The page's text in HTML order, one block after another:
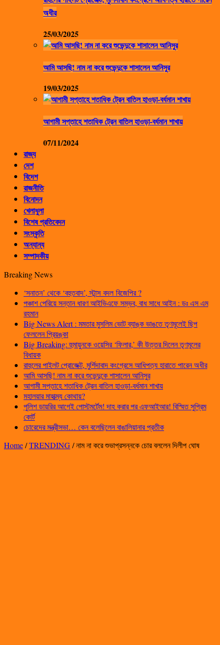
অধীর
25/03/2025
আমি আসছি! নাম না করে শুভেন্দুকে শাসালেন আনিসুর
19/03/2025
আগামী সপ্তাহে শতাধিক ট্রেন বাতিল হাওড়া-বর্ধমান শাখায়
07/11/2024
রাজ্য
দেশ
বিদেশ
রাজনীতি
বিনোদন
খেলাধুলা
বিশেষ প্রতিবেদন
সংস্কৃতি
অন্যান্য
সম্পাদকীয়
Breaking News
‘সনাতন’ থেকে ‘বহুতবাদ’, স্টান্স বদল বিজেপির ?
পঞ্চাশ পেরিয়ে সন্তান ধারণ আইভিএফে সম্ভব, বাধ সাধে আইন : ডঃ এস এম
রহমান
Big News Alert : মমতার মুসলিম ভোট ব্যাঙ্ক ভাঙতে তৃণমূলেই ছিপ
ফেললেন প্রিয়ঙ্কা
Big Breaking: হুমায়ুনকে ওয়েসির ‘ফিলার,’ কী উত্তর দিলেন তৃণমূলের
বিধায়ক
রাহুলের পাইলট প্রোজেক্ট, মুর্শিদাবাদ কংগ্রেসে আধিপত্য হারাতে পারেন অধীর
আমি আসছি! নাম না করে শুভেন্দুকে শাসালেন আনিসুর
আগামী সপ্তাহে শতাধিক ট্রেন বাতিল হাওড়া-বর্ধমান শাখায়
মহালয়ার মাহাত্ম্য কোথায়?
পুলিশ ডায়রির আগেই পোস্টমর্টেম! দাহ করার পর এফআইআর! বিস্মিত সুপ্রিম
কোর্ট
চোরেদের মন্ত্রীসভা… কেন বলেছিলেন বাঙালিয়ানার প্রতীক
Home/TRENDING/নাম না করে শুভাপ্রসন্নকে চোর বললেন দিলীপ ঘোষ